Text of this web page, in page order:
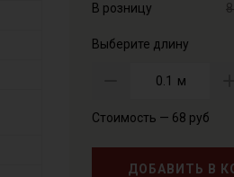
В розницу
Выберите длину
м
Стоимость — 68 руб
ДОБАВИТЬ В